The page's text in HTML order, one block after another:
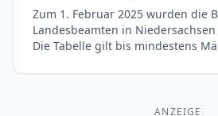
Zum 1. Februar 2025 wurden die
Landesbeamten in
Die Tabelle gilt bis mindestens
ANZEIGE